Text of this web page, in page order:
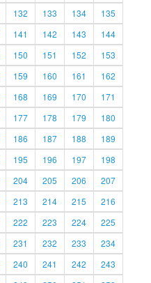
132 133 134
135
141 142 143
144
150 151 152
153
159 160 161
162
168 169 170
171
177 178 179
180
186 187 188
189
195 196 197
198
204 205 206
207
213 214 215
216
222 223 224
225
231 232 233
234
240 241 242
243